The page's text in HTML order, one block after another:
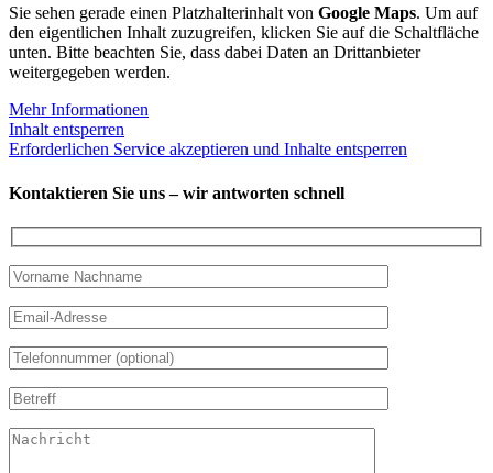
Sie sehen gerade einen Platzhalterinhalt von Google Maps. Um auf
den eigentlichen Inhalt zuzugreifen, klicken Sie auf die Schaltfläche
unten. Bitte beachten Sie, dass dabei Daten an Drittanbieter
weitergegeben werden.
Mehr Informationen
Inhalt entsperren
Erforderlichen Service akzeptieren und Inhalte entsperren
Kontaktieren Sie uns – wir antworten schnell